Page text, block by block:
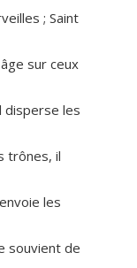
; Saint
sur ceux
disperse les
trônes, il
les
souvient de